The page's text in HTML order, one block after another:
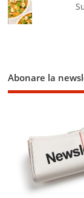
Abonare la